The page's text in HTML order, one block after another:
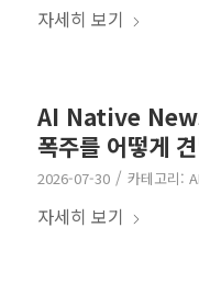
자세히 보기
AI Native
폭주를 어떻게
2026-07-30 / 카테고리:
자세히 보기